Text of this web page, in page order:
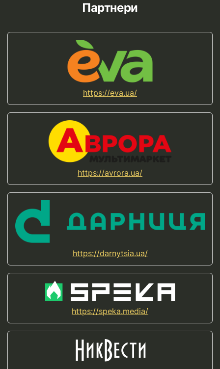
Партнери
https://eva.ua/
https://avrora.ua/
https://darnytsia.ua/
https://speka.media/